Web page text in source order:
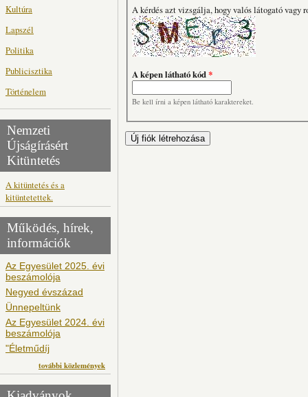
Kultúra
Lapszél
Politika
Publicisztika
Történelem
Nemzeti
Újságírásért
Kitüntetés
A kitüntetés és a
kitüntetettek.
Működés, hírek,
információk
Az Egyesület 2025. évi
beszámolója
Negyed évszázad
Ünnepeltünk
Az Egyesület 2024. évi
beszámolója
"Életműdíj
további közlemények
A kérdés azt vizsgálja, hogy valós látogató vagy
A képen látható kód*
Be kell írni a képen látható karaktereket.